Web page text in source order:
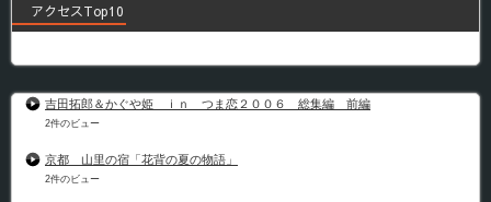
アクセスTop10
吉田拓郎＆かぐや姫 ｉｎ つま恋２００６ 総集編 前編
2件のビュー
京都 山里の宿「花背の夏の物語」
2件のビュー